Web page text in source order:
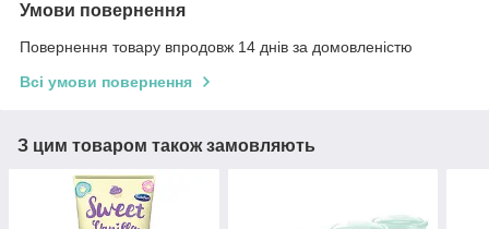
Умови повернення
Повернення товару впродовж 14 днів за домовленістю
Всі умови повернення
З цим товаром також замовляють